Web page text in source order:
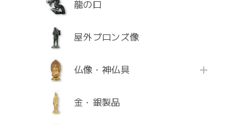
龍の口
屋外ブロンズ像
仏像・神仏具
金・銀製品